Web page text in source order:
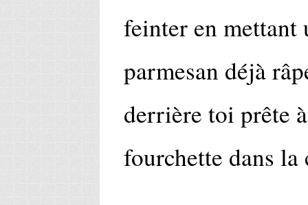
feinter en mettant
parmesan déjà
derrière toi prête
fourchette dans